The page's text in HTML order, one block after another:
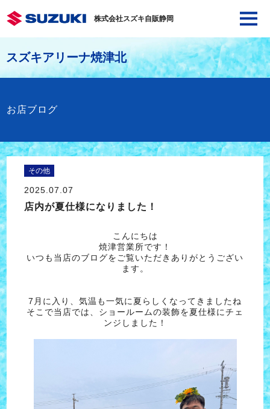
株式会社スズキ自販静岡
スズキアリーナ焼津北
お店ブログ
その他
2025.07.07
店内が夏仕様になりました！
こんにちは
焼津営業所です！
いつも当店のブログをご覧いただきありがとうござい
ます。
7月に入り、気温も一気に夏らしくなってきましたね
そこで当店では、ショールームの装飾を夏仕様にチェ
ンジしました！